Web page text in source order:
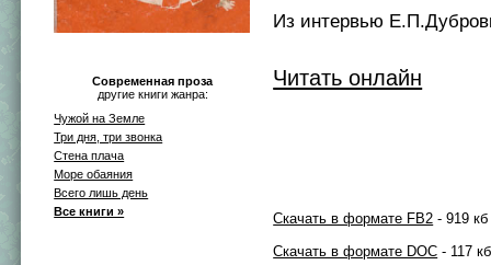
Современная проза
другие книги жанра:
Чужой на Земле
Три дня, три звонка
Стена плача
Море обаяния
Всего лишь день
Все книги »
Из интервью
Читать онлайн
Скачать в формате FB2 - 919 кб
Скачать в формате DOC - 117 кб